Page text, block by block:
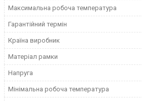
Максимальна робоча температура
Гарантійний термін
Країна виробник
Матеріал рамки
Напруга
Мінімальна робоча температура